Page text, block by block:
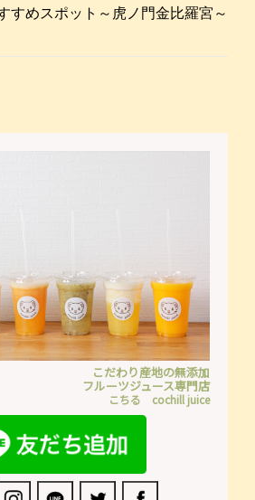
すめスポット～虎ノ門金比羅宮～
こだわり産地の無添加
フルーツジュース専門店
こちる cochill juice